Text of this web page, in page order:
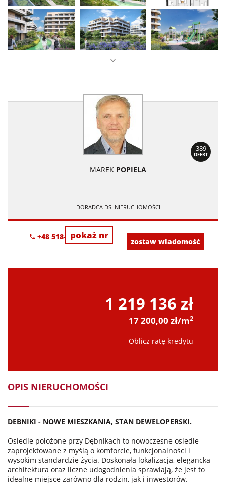
389
OFERT
MAREK POPIELA
DORADCA DS. NIERUCHOMOŚCI
pokaż nr
+48 518-967-677
zostaw wiadomość
1 219 136 zł
17 200,00 zł/m2
Oblicz ratę kredytu
OPIS NIERUCHOMOŚCI
DEBNIKI - NOWE MIESZKANIA, STAN DEWELOPERSKI.
Osiedle położone przy Dębnikach to nowoczesne osiedle
zaprojektowane z myślą o komforcie, funkcjonalności i
wysokim standardzie życia. Doskonała lokalizacja, elegancka
architektura oraz liczne udogodnienia sprawiają, że jest to
idealne miejsce zarówno dla rodzin, jak i inwestorów.